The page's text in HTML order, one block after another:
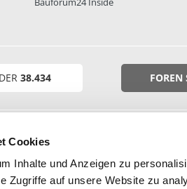
Cookies
Inhalte und Anzeigen zu
Zugriffe auf unsere Website zu
38.434 FOREN